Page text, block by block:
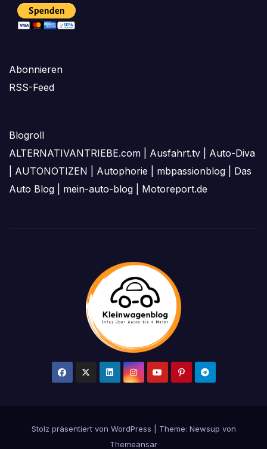
Abonnieren
RSS-Feed
Blogroll
ALTERNATIVANTRIEBE.com
Ausfahrt.tv
Auto-Diva
AUTONOTIZEN Autophorie mbpassionblog
Das
Auto Blog
mein-auto-blog Motoreport.de
Stolz präsentiert von WordPress
Theme: Newsup von
Themeansar